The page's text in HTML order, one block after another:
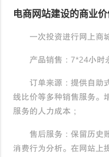
电商网站建设的商业
一次投资进行网上商城
产品销售：7*24小时永
订单来源：提供自助式
线比价等多种销售服务。
服务的人力成本；
售后服务：保留历史账
消费行为分析。在网站上